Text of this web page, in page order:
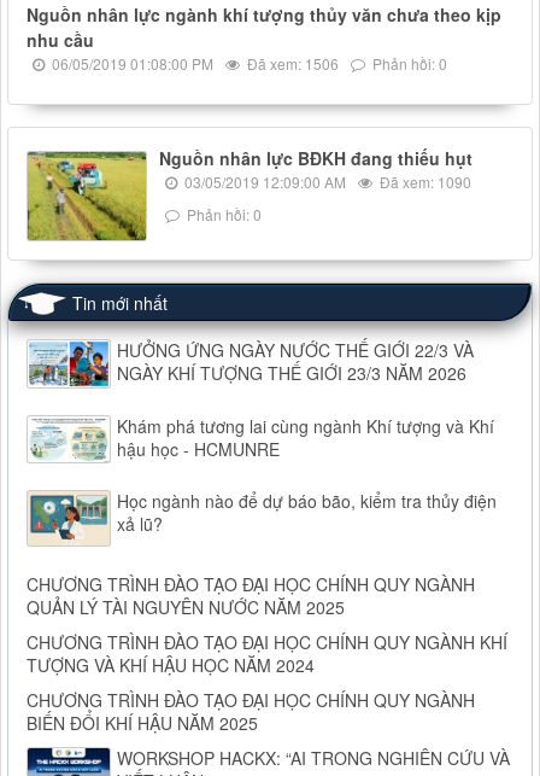
Nguồn nhân lực ngành khí tượng thủy văn chưa theo kịp
nhu cầu
06/05/2019 01:08:00 PM Đã xem: 1506 Phản hồi: 0
Nguồn nhân lực BĐKH đang thiếu hụt
03/05/2019 12:09:00 AM
Đã xem: 1090
Phản hồi: 0
Tin mới nhất
HƯỞNG ỨNG NGÀY NƯỚC THẾ GIỚI 22/3 VÀ
NGÀY KHÍ TƯỢNG THẾ GIỚI 23/3 NĂM 2026
Khám phá tương lai cùng ngành Khí tượng và Khí
hậu học - HCMUNRE
Học ngành nào để dự báo bão, kiểm tra thủy điện
xả lũ?
CHƯƠNG TRÌNH ĐÀO TẠO ĐẠI HỌC CHÍNH QUY NGÀNH
QUẢN LÝ TÀI NGUYÊN NƯỚC NĂM 2025
CHƯƠNG TRÌNH ĐÀO TẠO ĐẠI HỌC CHÍNH QUY NGÀNH KHÍ
TƯỢNG VÀ KHÍ HẬU HỌC NĂM 2024
CHƯƠNG TRÌNH ĐÀO TẠO ĐẠI HỌC CHÍNH QUY NGÀNH
BIẾN ĐỔI KHÍ HẬU NĂM 2025
WORKSHOP HACKX: “AI TRONG NGHIÊN CỨU VÀ